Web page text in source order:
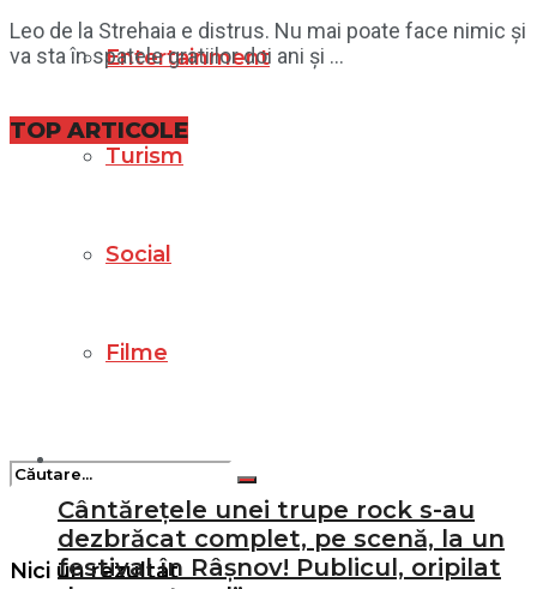
Entertainment
Turism
Social
Filme
Nici un rezultat
Leo de la Strehaia e distrus. Nu mai poate face nimic și
va sta în spatele gratiilor doi ani și ...
TOP ARTICOLE
Cântărețele unei trupe rock s-au
dezbrăcat complet, pe scenă, la un
festival în Râșnov! Publicul, oripilat